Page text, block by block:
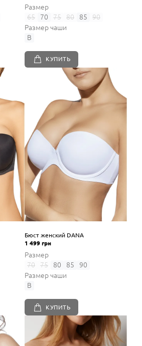
Размер
65
70 75 80 85
90
Размер чаши
B
КУПИТЬ
Бюст женский DANA
1 499 грн
Размер
70
75 80 85
90
Размер чаши
B
КУПИТЬ